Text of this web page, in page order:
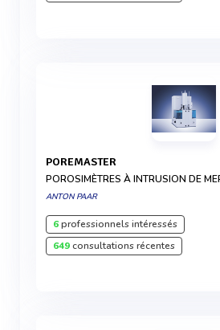
POREMASTER
POROSIMÈTRES À INTRUSION DE
ANTON PAAR
6professionnels intéressés
649consultations récentes